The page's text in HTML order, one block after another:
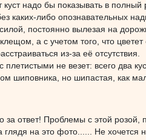
куст надо бы показывать в
каких-либо опознавательных
постоянно вылезая на
а с учетом того, что
из-за её отсутствия.
не везет: всего два
шиповника, но шипастая, как
за ответ! Проблемы с этой
глядя на это фото...... Не хочется